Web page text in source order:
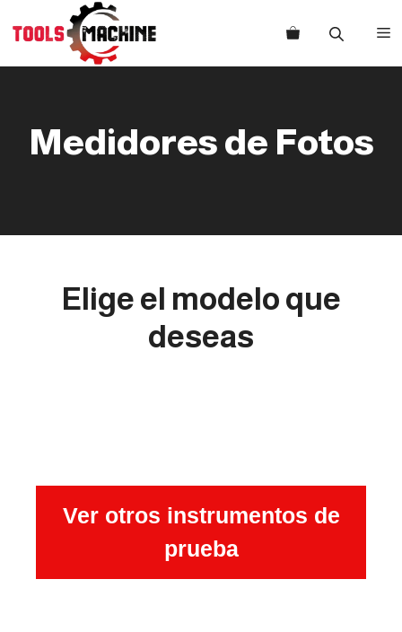
Medidores de Fotos
Elige el modelo que
deseas
Ver otros instrumentos de
prueba